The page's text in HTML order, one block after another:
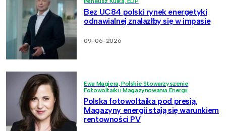
Bez UC84 polski rynek energetyki
odnawialnej znalazłby się w impasie
09-06-2026
Ewa Magiera, Polskie Stowarzyszenie
Fotowoltaiki i Magazynowania Energii
Polska fotowoltaika pod presją.
Magazyny energii stają się warunkiem
rentowności PV